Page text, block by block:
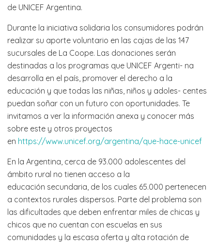
de UNICEF Argentina.
Durante la iniciativa solidaria los consumidores podrán
realizar su aporte voluntario en las cajas de las 147
sucursales de La Coope. Las donaciones serán
destinadas a los programas que UNICEF Argenti- na
desarrolla en el país, promover el derecho a la
educación y que todas las niñas, niños y adoles- centes
puedan soñar con un futuro con oportunidades. Te
invitamos a ver la información anexa y conocer más
sobre este y otros proyectos
en https://www.unicef.org/argentina/que-hace-unicef
En la Argentina, cerca de 93.000 adolescentes del
ámbito rural no tienen acceso a la
educación secundaria, de los cuales 65.000 pertenecen
a contextos rurales dispersos. Parte del problema son
las dificultades que deben enfrentar miles de chicas y
chicos que no cuentan con escuelas en sus
comunidades y la escasa oferta y alta rotación de